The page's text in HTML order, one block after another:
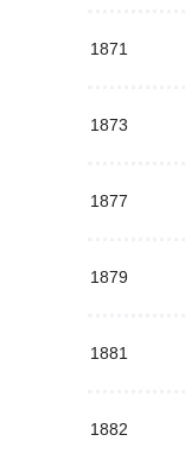
1871
1873
1877
1879
1881
1882